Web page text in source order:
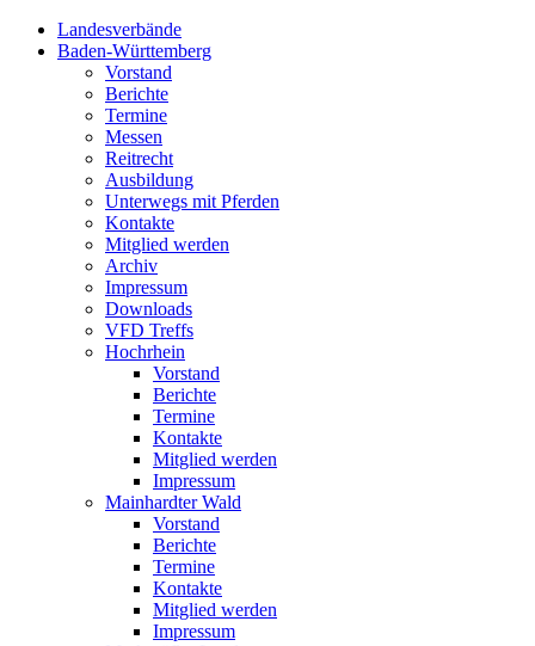
Landesverbände
Baden-Württemberg
Vorstand
Berichte
Termine
Messen
Reitrecht
Ausbildung
Unterwegs mit Pferden
Kontakte
Mitglied werden
Archiv
Impressum
Downloads
VFD Treffs
Hochrhein
Vorstand
Berichte
Termine
Kontakte
Mitglied werden
Impressum
Mainhardter Wald
Vorstand
Berichte
Termine
Kontakte
Mitglied werden
Impressum